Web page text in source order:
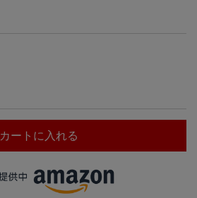
カートに入れる